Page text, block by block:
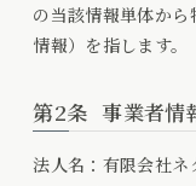
の当該情報単体か
情報）を指します。
第2条 事業者情
法人名：有限会社ネ